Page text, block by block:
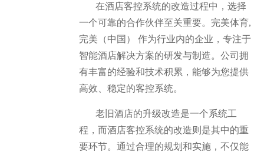
在酒店客控系统的改造过程中，选择
一个可靠的合作伙伴至关重要。完美体育,
完美（中国） 作为行业内的企业，专注于
智能酒店解决方案的研发与制造。公司拥
有丰富的经验和技术积累，能够为您提供
高效、稳定的客控系统。
老旧酒店的升级改造是一个系统工
程，而酒店客控系统的改造则是其中的重
要环节。通过合理的规划和实施，不仅能